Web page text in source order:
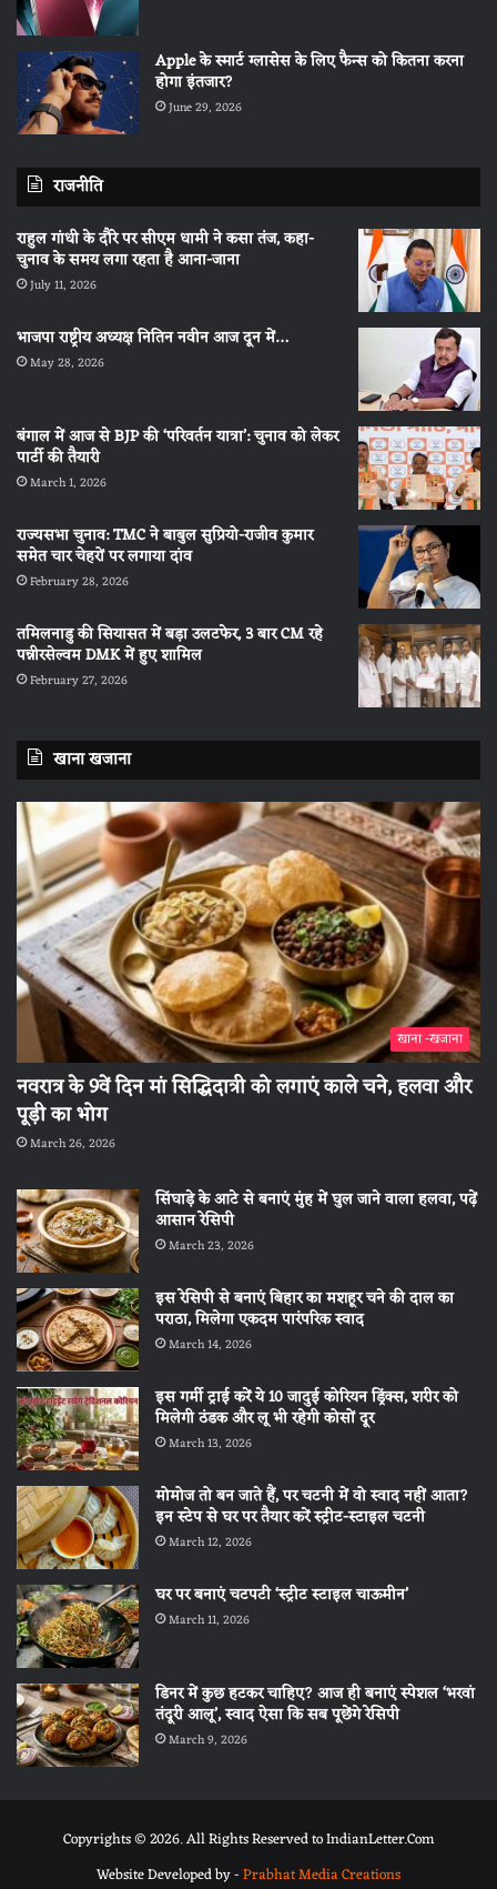
Apple के स्मार्ट ग्लासेस के लिए फैन्स को कितना करना
होगा इंतजार?
June 29, 2026
राजनीति
राहुल गांधी के दौरे पर सीएम धामी ने कसा तंज, कहा-
चुनाव के समय लगा रहता है आना-जाना
July 11, 2026
भाजपा राष्ट्रीय अध्यक्ष नितिन नवीन आज दून में…
May 28, 2026
बंगाल में आज से BJP की ‘परिवर्तन यात्रा’: चुनाव को लेकर
पार्टी की तैयारी
March 1, 2026
राज्यसभा चुनाव: TMC ने बाबुल सुप्रियो-राजीव कुमार
समेत चार चेहरों पर लगाया दांव
February 28, 2026
तमिलनाडु की सियासत में बड़ा उलटफेर, 3 बार CM रहे
पन्नीरसेल्वम DMK में हुए शामिल
February 27, 2026
खाना खजाना
खाना -खजाना
नवरात्र के 9वें दिन मां सिद्धिदात्री को लगाएं काले चने, हलवा और
पूड़ी का भोग
March 26, 2026
सिंघाड़े के आटे से बनाएं मुंह में घुल जाने वाला हलवा, पढ़ें
आसान रेसिपी
March 23, 2026
इस रेसिपी से बनाएं बिहार का मशहूर चने की दाल का
पराठा, मिलेगा एकदम पारंपरिक स्वाद
March 14, 2026
इस गर्मी ट्राई करें ये 10 जादुई कोरियन ड्रिंक्स, शरीर को
मिलेगी ठंडक और लू भी रहेगी कोसों दूर
March 13, 2026
मोमोज तो बन जाते हैं, पर चटनी में वो स्वाद नहीं आता?
इन स्टेप से घर पर तैयार करें स्ट्रीट-स्टाइल चटनी
March 12, 2026
घर पर बनाएं चटपटी ‘स्ट्रीट स्टाइल चाऊमीन’
March 11, 2026
डिनर में कुछ हटकर चाहिए? आज ही बनाएं स्पेशल ‘भरवां
तंदूरी आलू’, स्वाद ऐसा कि सब पूछेंगे रेसिपी
March 9, 2026
Copyrights © 2026. All Rights Reserved to IndianLetter.Com
Website Developed by -Prabhat Media Creations